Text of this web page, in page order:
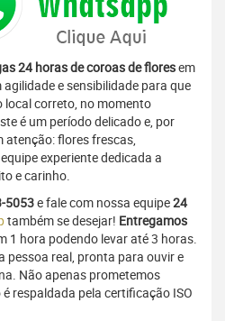
24 horas de coroas de floresem
e sensibilidade para que
local correto, no momento
é um período delicado e, por
atenção: flores frescas,
experiente dedicada a
e carinho.
5053e fale com nossa equipe24
também se desejar! Entregamos
1 hora podendo levar até 3 horas.
pessoa real, pronta para ouvir e
Não apenas prometemos
respaldada pela certificação ISO